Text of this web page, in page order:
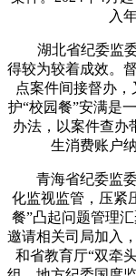
入
湖北省纪委监委
得较为较着成效。
点案件间接督办
护“校园餐”安满是
办法，以案件查办
生消费账户
青海省纪委监委
化监视监管，压紧
餐”凸起问题管理
邀请相关司局加入
和省教育厅“双牵